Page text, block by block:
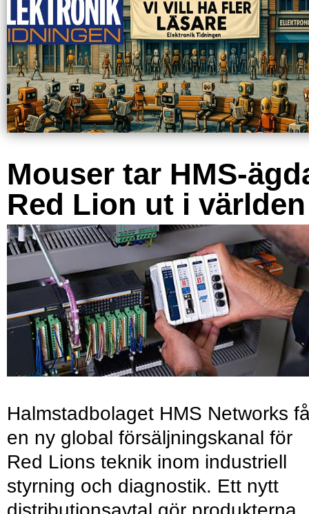
Mouser tar HMS-
Red Lion ut i världen
Halmstadbolaget HMS Networks
en ny global försäljningskanal för
Red Lions teknik inom industriell
styrning och diagnostik. Ett nytt